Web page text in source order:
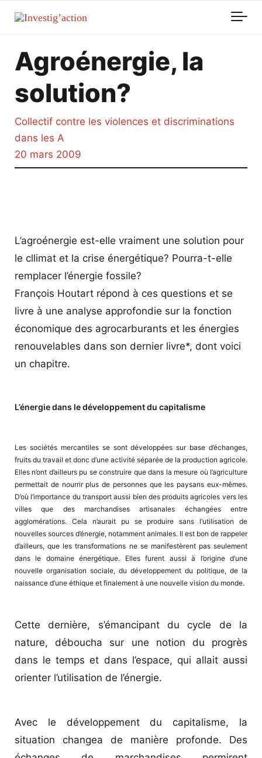
Agroénergie, la
solution?
Collectif contre les violences et discriminations
dans les A
20 mars 2009
L’agroénergie est-elle vraiment une solution pour
le cllimat et la crise énergétique? Pourra-t-elle
remplacer l’énergie fossile?
François Houtart répond à ces questions et se
livre à une analyse approfondie sur la fonction
économique des agrocarburants et les énergies
renouvelables dans son dernier livre*, dont voici
un chapitre.
L’énergie dans le développement du capitalisme
Les sociétés mercantiles se sont développées sur base d’échanges,
fruits du travail et donc d’une activité séparée de la production agricole.
Elles n’ont d’ailleurs pu se construire que dans la mesure où l’agriculture
permettait de nourrir plus de personnes que les paysans eux-mêmes.
D’où l’importance du transport aussi bien des produits agricoles vers les
villes que des marchandises artisanales échangées entre
agglomérations. Cela n’aurait pu se produire sans l’utilisation de
nouvelles sources d’énergie, notamment animales. Il est bon de rappeler
d’ailleurs, que les transformations ne se manifestèrent pas seulement
dans le domaine énergétique. Elles furent aussi à l’origine d’une
nouvelle organisation sociale, du développement du politique, de la
naissance d’une éthique et finalement à une nouvelle vision du monde.
Cette dernière, s’émancipant du cycle de la
nature, déboucha sur une notion du progrès
dans le temps et dans l’espace, qui allait aussi
orienter l’utilisation de l’énergie.
Avec le développement du capitalisme, la
situation changea de manière profonde. Des